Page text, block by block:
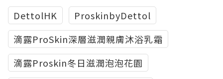
DettolHK
ProskinbyDettol
滴露ProSkin深層滋潤親膚沐浴乳霜
滴露Proskin冬日滋潤泡泡花園